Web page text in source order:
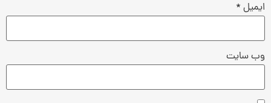
ایمیل *
وب‌ سایت